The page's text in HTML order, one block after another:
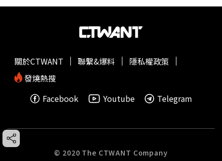
關於CTWANT 聯繫&爆料
隱私權政策
發燒熱搜
Facebook
Youtube Telegram
© 2020 The CTWANT Company